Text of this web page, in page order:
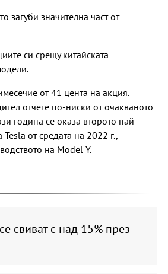
загуби значителна част от
си срещу китайската
от 41 цента на акция.
отчете по-ниски от очакваното
година се оказа второто най-
от средата на 2022 г.,
на Model Y.
свиват с над 15% през
горещо време в
Еврото леко отстъпва
на долара
Мачовете и спортът по